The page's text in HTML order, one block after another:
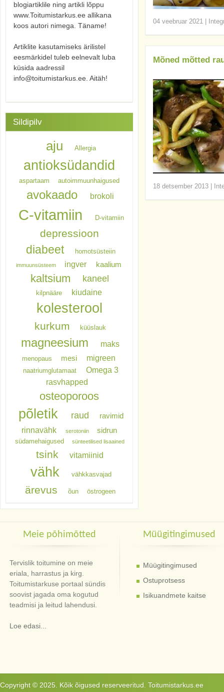
04 veebruar 2021
Mõned mõtted
18 detsember 2013
blogiartiklile ning artikli lõppu
www.Toitumistarkus.ee allikana
koos autori nimega. Täname!
Artiklite kasutamiseks ärilistel
eesmärkidel tuleb eelnevalt luba
küsida aadressil
info@toitumistarkus.ee. Aitäh!
Sildipilv
aju Allergia
antioksüdandid
aspartaam autoimmuunhaigused
avokaado brokoli
C-vitamiin D-vitamiin
depressioon
diabeet homotsüsteiin
immuunsüsteem ingver kaalium
kaltsium kaneel
kilpnääre kiudaine
kolesterool
kurkum küüslauk
magneesium maks
menopaus mesi migreen
naatriumglutamaat
Omega 3
rasvhapped
osteoporoos
põletik raud ravimid
rinnavähk serotoniin sidrun
südamehaigused sünteetilised lisaained
tsink vitamiinid
vähk vähkkasvajad
ärevus õun östrogeen
Meie põhimõtted
Tervislik toitumine on meie
eriala, harrastus ja kirg.
Toitumistarkuse portaal sündis
soovist jagada oma kogutud
teadmisi ja leitud lahendusi.
Loe edasi...
Müügitingimused
Müügitingimused
Ostuprotsess
Isikuandmete kaitse
Copyright © 2025. Kõik õigused reserveeritud. Toitumistarkus.ee